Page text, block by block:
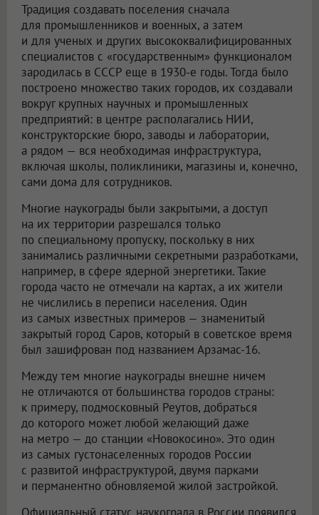
Традиция создавать поселения сначала
для промышленников и военных, а затем
и для ученых и других высококвалифицированных
специалистов с «государственным» функционалом
зародилась в СССР еще в 1930-е годы. Тогда было
построено множество таких городов, их создавали
вокруг крупных научных и промышленных
предприятий: в центре располагались НИИ,
конструкторские бюро, заводы и лаборатории,
а рядом — вся необходимая инфраструктура,
включая школы, поликлиники, магазины и, конечно,
сами дома для сотрудников.
Многие наукограды были закрытыми, а доступ
на их территории разрешался только
по специальному пропуску, поскольку в них
занимались различными секретными разработками,
например, в сфере ядерной энергетики. Такие
города часто не отмечали на картах, а их жители
не числились в переписи населения. Один
из самых известных примеров — знаменитый
закрытый город Саров, который в советское время
был зашифрован под названием Арзамас-16.
Между тем многие наукограды внешне ничем
не отличаются от большинства городов страны:
к примеру, подмосковный Реутов, добраться
до которого может любой желающий даже
на метро — до станции «Новокосино». Это один
из самых густонаселенных городов России
с развитой инфраструктурой, двумя парками
и перманентно обновляемой жилой застройкой.